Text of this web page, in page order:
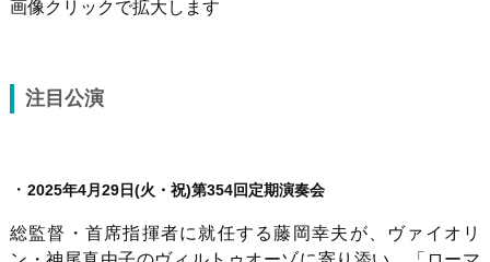
画像クリックで拡大します
注目公演
・ 2025年4月29日(火・祝)第354回定期演奏会
総監督・首席指揮者に就任する藤岡幸夫が、ヴァイオリ